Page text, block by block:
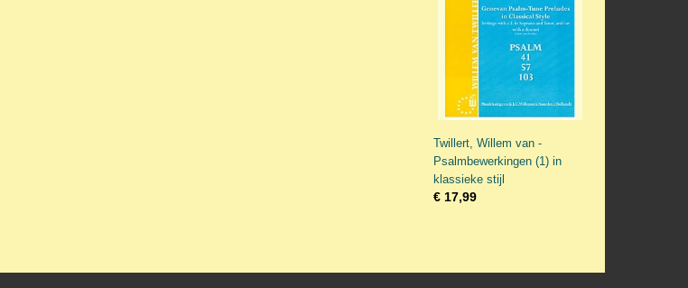
Twillert, Willem van -
Psalmbewerkingen (1) in
klassieke stijl
€ 17,99